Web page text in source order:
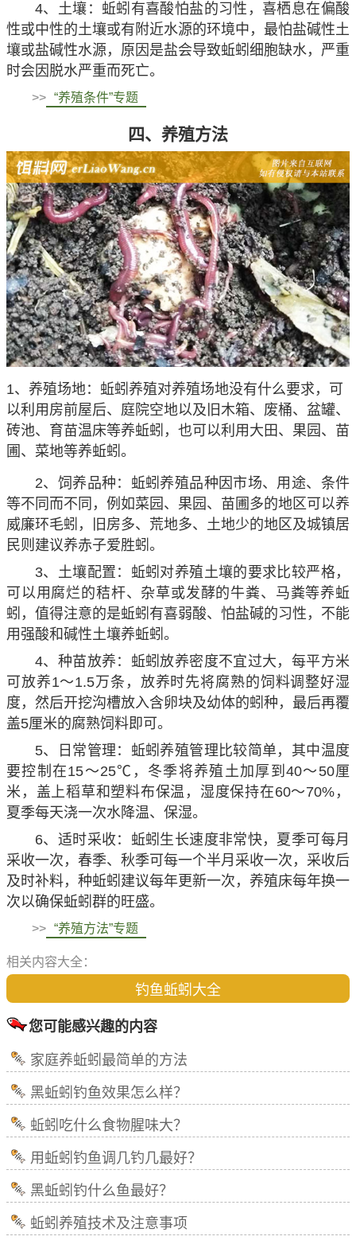
4、土壤：蚯蚓有喜酸怕盐的习性，喜栖息在偏酸
性或中性的土壤或有附近水源的环境中，最怕盐碱性土
壤或盐碱性水源，原因是盐会导致蚯蚓细胞缺水，严重
时会因脱水严重而死亡。
>> “养殖条件”专题
四、养殖方法
1、养殖场地：蚯蚓养殖对养殖场地没有什么要求，可
以利用房前屋后、庭院空地以及旧木箱、废桶、盆罐、
砖池、育苗温床等养蚯蚓，也可以利用大田、果园、苗
圃、菜地等养蚯蚓。
2、饲养品种：蚯蚓养殖品种因市场、用途、条件
等不同而不同，例如菜园、果园、苗圃多的地区可以养
威廉环毛蚓，旧房多、荒地多、土地少的地区及城镇居
民则建议养赤子爱胜蚓。
3、土壤配置：蚯蚓对养殖土壤的要求比较严格，
可以用腐烂的秸杆、杂草或发酵的牛粪、马粪等养蚯
蚓，值得注意的是蚯蚓有喜弱酸、怕盐碱的习性，不能
用强酸和碱性土壤养蚯蚓。
4、种苗放养：蚯蚓放养密度不宜过大，每平方米
可放养1～1.5万条，放养时先将腐熟的饲料调整好湿
度，然后开挖沟槽放入含卵块及幼体的蚓种，最后再覆
盖5厘米的腐熟饲料即可。
5、日常管理：蚯蚓养殖管理比较简单，其中温度
要控制在15～25℃，冬季将养殖土加厚到40～50厘
米，盖上稻草和塑料布保温，湿度保持在60～70%，
夏季每天浇一次水降温、保湿。
6、适时采收：蚯蚓生长速度非常快，夏季可每月
采收一次，春季、秋季可每一个半月采收一次，采收后
及时补料，种蚯蚓建议每年更新一次，养殖床每年换一
次以确保蚯蚓群的旺盛。
>> “养殖方法”专题
相关内容大全：
钓鱼蚯蚓大全
您可能感兴趣的内容
家庭养蚯蚓最简单的方法
黑蚯蚓钓鱼效果怎么样？
蚯蚓吃什么食物腥味大？
用蚯蚓钓鱼调几钓几最好？
黑蚯蚓钓什么鱼最好？
蚯蚓养殖技术及注意事项